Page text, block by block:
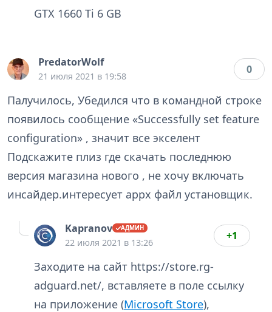
GTX 1660 Ti 6 GB
PredatorWolf
21 июля 2021 в 19:58
0
Палучилось, Убедился что в командной строке
появилось сообщение «Successfully set feature
configuration» , значит все экселент
Подскажите плиз где скачать последнюю
версия магазина нового , не хочу включать
инсайдер.интересует appx файл установщик.
Kapranov
22 июля 2021 в 13:26
+1
Заходите на сайт https://store.rg-
adguard.net/, вставляете в поле ссылку
на приложение (Microsoft Store),